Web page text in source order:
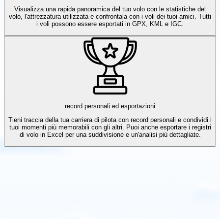
Visualizza una rapida panoramica del tuo volo con le statistiche del
volo, l'attrezzatura utilizzata e confrontala con i voli dei tuoi amici. Tutti
i voli possono essere esportati in GPX, KML e IGC.
record personali ed esportazioni
Tieni traccia della tua carriera di pilota con record personali e condividi i
tuoi momenti più memorabili con gli altri. Puoi anche esportare i registri
di volo in Excel per una suddivisione e un'analisi più dettagliate.